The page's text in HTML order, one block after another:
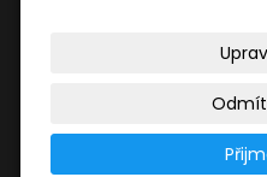
+420
© Dechová hudba